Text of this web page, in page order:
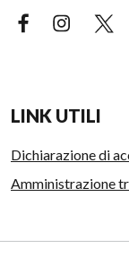
Facebook (link
LINK UTILI
Dichiarazione di
Amministrazione